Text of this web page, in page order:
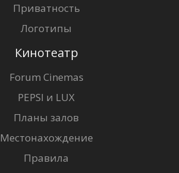
Приватность
Логотипы
Кинотеатр
Forum Cinemas
PEPSI и LUX
Планы залов
Местонахождение
Правила